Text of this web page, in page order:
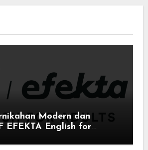
Modern dan
EFEKTA English for
Semakin Berarti